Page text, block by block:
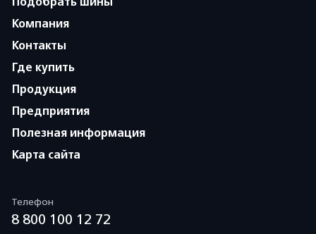
Компания
Контакты
Где купить
Продукция
Предприятия
Полезная информация
Карта сайта
Телефон
8 800 100 12 72